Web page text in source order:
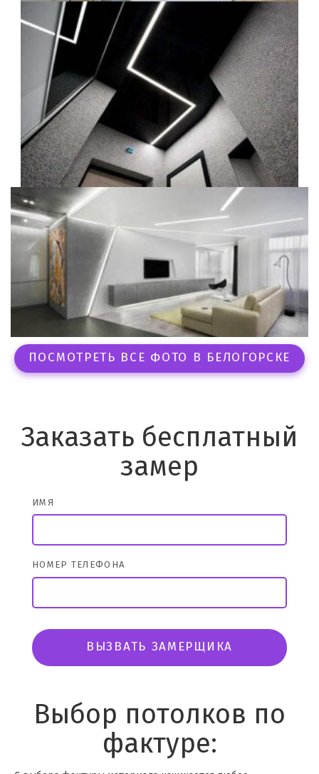
ПОСМОТРЕТЬ ВСЕ ФОТО В БЕЛОГОРСКЕ
Заказать бесплатный
замер
ИМЯ
НОМЕР ТЕЛЕФОНА
ВЫЗВАТЬ ЗАМЕРЩИКА
Выбор потолков по
фактуре: